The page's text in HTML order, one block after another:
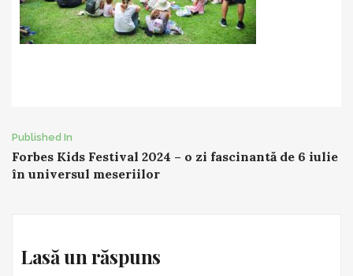
Post
navigation
Published In
Forbes Kids Festival 2024 – o zi fascinantă de 6 iulie
în universul meseriilor
Lasă un răspuns